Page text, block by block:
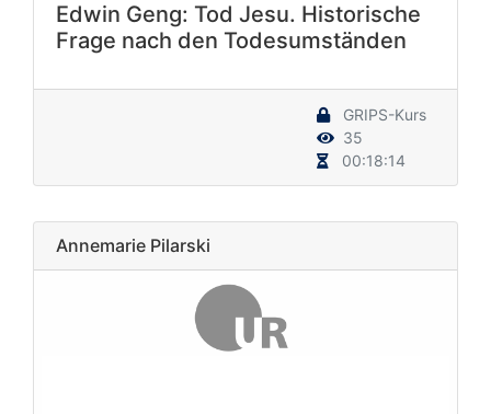
Edwin Geng: Tod Jesu. Historische
Frage nach den Todesumständen
GRIPS-Kurs
35
00:18:14
Annemarie Pilarski